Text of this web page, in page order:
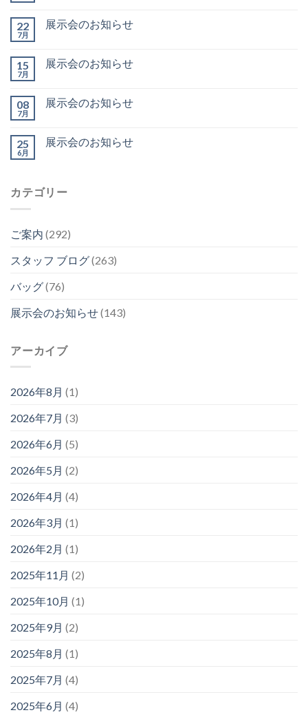
22
7月
展示会のお知らせ
15
7月
展示会のお知らせ
08
7月
展示会のお知らせ
25
6月
展示会のお知らせ
カテゴリー
ご案内 (292)
スタッフ ブログ(263)
バッグ(76)
展示会のお知らせ(143)
アーカイブ
2026年8月 (1)
2026年7月 (3)
2026年6月 (5)
2026年5月 (2)
2026年4月 (4)
2026年3月 (1)
2026年2月 (1)
2025年11月 (2)
2025年10月 (1)
2025年9月 (2)
2025年8月 (1)
2025年7月 (4)
2025年6月 (4)